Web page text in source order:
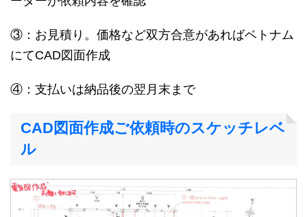
③：お見積り。価格など双方合意があればベトナム
にてCAD図面作成
④：支払いは納品後の翌月末まで
CAD図面作成ご依頼時のスケッチレベ
ル